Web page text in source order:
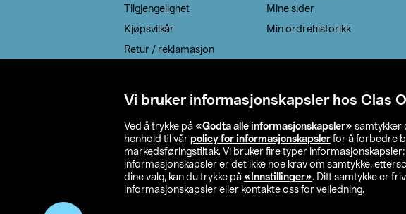
Vi bruker informasjonskapsler hos Clas
Ved å trykke på «Godta alle informasjonskapsler» samtykker
henhold til vår policy for informasjonskapsler for å forbedre
markedsføringstiltak. Vi bruker fire typer
informasjonskapsler er det ikke noe krav om samtykke,
dine valg, kan du trykke på «Innstillinger». Ditt samtykke er
informasjonskapsler eller kontakte oss for veiledning.
Tilgjengelighet
Kjøpsvilkår
Retur / reklamasjon
Mine sider
Min ordrehistorikk